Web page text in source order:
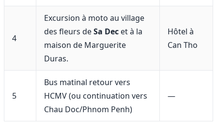
4
Excursion à moto au village
des fleurs deSa Dec et à la
maison de Marguerite
Duras.
Hôtel à
Can Tho
5
Bus matinal retour vers
HCMV (ou continuation vers
Chau Doc/Phnom Penh)
—